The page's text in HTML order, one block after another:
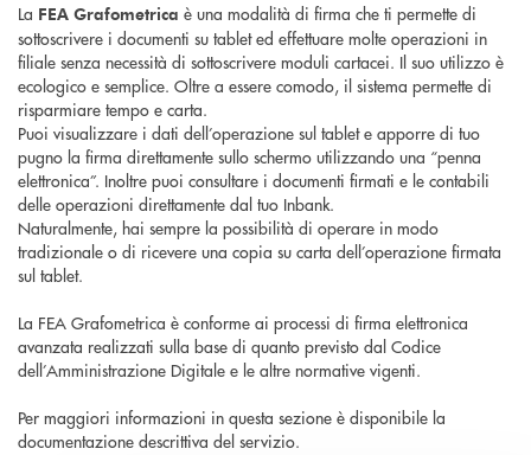
La FEA Grafometrica è una modalità di firma che ti permette di
sottoscrivere i documenti su tablet ed effettuare molte operazioni in
filiale senza necessità di sottoscrivere moduli cartacei. Il suo utilizzo è
ecologico e semplice. Oltre a essere comodo, il sistema permette di
risparmiare tempo e carta.
Puoi visualizzare i dati dell’operazione sul tablet e apporre di tuo
pugno la firma direttamente sullo schermo utilizzando una “penna
elettronica”. Inoltre puoi consultare i documenti firmati e le contabili
delle operazioni direttamente dal tuo Inbank.
Naturalmente, hai sempre la possibilità di operare in modo
tradizionale o di ricevere una copia su carta dell’operazione firmata
sul tablet.
La FEA Grafometrica è conforme ai processi di firma elettronica
avanzata realizzati sulla base di quanto previsto dal Codice
dell’Amministrazione Digitale e le altre normative vigenti.
Per maggiori informazioni in questa sezione è disponibile la
documentazione descrittiva del servizio.